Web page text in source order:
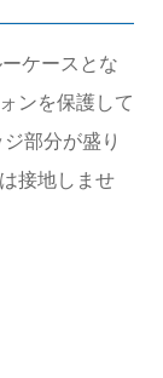
ケースとな
ンを保護して
部分が盛り
接地しませ